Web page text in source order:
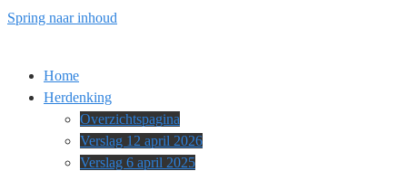
Spring naar inhoud
Home
Herdenking
Overzichtspagina
Verslag 12 april 2026
Verslag 6 april 2025